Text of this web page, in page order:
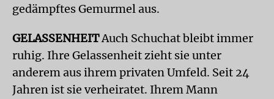
gedämpftes Gemurmel aus.
GELASSENHEITAuch Schuchat bleibt immer
ruhig. Ihre Gelassenheit zieht sie unter
anderem aus ihrem privaten Umfeld. Seit 24
Jahren ist sie verheiratet. Ihrem Mann